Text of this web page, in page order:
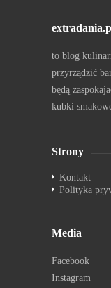
to blog
przyrządzić
będą
kubki
Strony
Kontakt
Polityka
Media
Facebook
Instagram